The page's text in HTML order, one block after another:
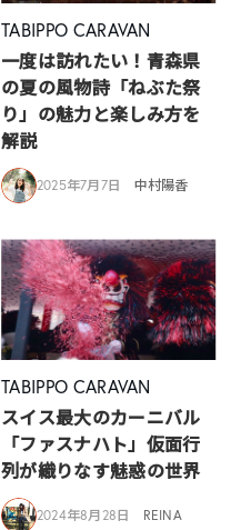
TABIPPO CARAVAN
一度は訪れたい！青森県
の夏の風物詩「ねぶた祭
り」の魅力と楽しみ方を
解説
2025年7月7日 中村陽香
TABIPPO CARAVAN
スイス最大のカーニバル
「ファスナハト」仮面行
列が織りなす魅惑の世界
2024年8月28日 REINA